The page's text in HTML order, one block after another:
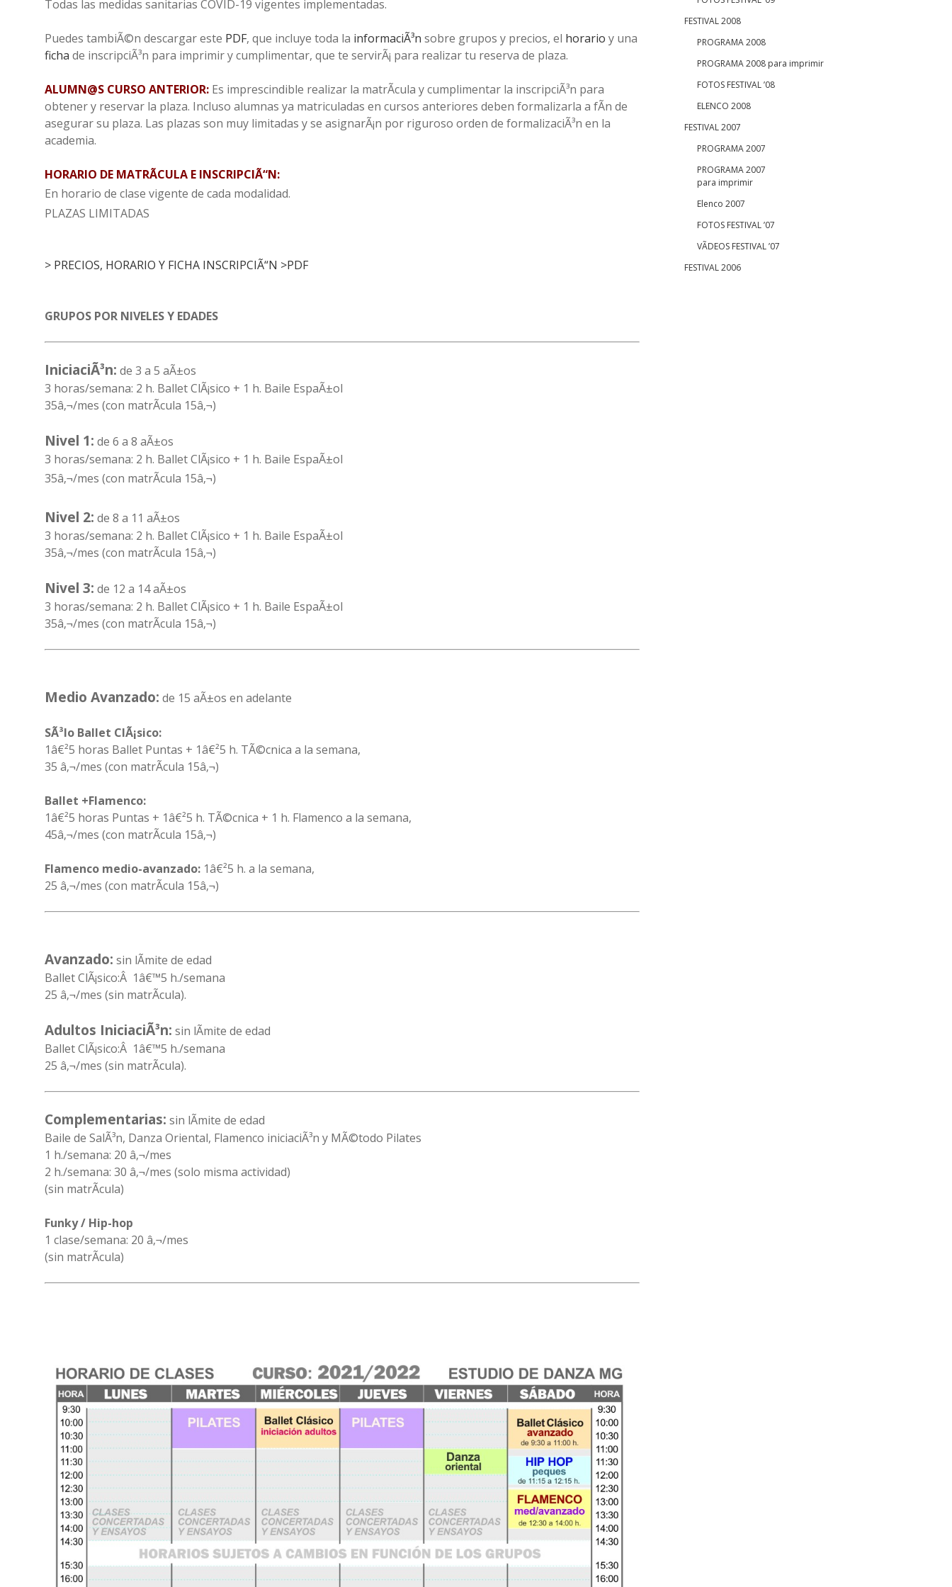
Todas las medidas sanitarias COVID-19 vigentes implementadas.
Puedes tambiÃ©n descargar este PDF, que incluye toda la informaciÃ³n sobre grupos y precios, el horario y una
ficha de inscripciÃ³n para imprimir y cumplimentar, que te servirÃ¡ para realizar tu reserva de plaza.
ALUMN@S CURSO ANTERIOR: Es imprescindible realizar la matrÃ­cula y cumplimentar la inscripciÃ³n para
obtener y reservar la plaza. Incluso alumnas ya matriculadas en cursos anteriores deben formalizarla a fÃ­n de
asegurar su plaza. Las plazas son muy limitadas y se asignarÃ¡n por riguroso orden de formalizaciÃ³n en la
academia.
HORARIO DE MATRÃCULA E INSCRIPCIÃ“N:
En horario de clase vigente de cada modalidad.
PLAZAS LIMITADAS
> PRECIOS, HORARIO Y FICHA INSCRIPCIÃ“N >PDF
GRUPOS POR NIVELES Y EDADES
IniciaciÃ³n: de 3 a 5 aÃ±os
3 horas/semana: 2 h. Ballet ClÃ¡sico + 1 h. Baile EspaÃ±ol
35â‚¬/mes (con matrÃ­cula 15â‚¬)
Nivel 1: de 6 a 8 aÃ±os
3 horas/semana: 2 h. Ballet ClÃ¡sico + 1 h. Baile EspaÃ±ol
35â‚¬/mes (con matrÃ­cula 15â‚¬)
Nivel 2: de 8 a 11 aÃ±os
3 horas/semana: 2 h. Ballet ClÃ¡sico + 1 h. Baile EspaÃ±ol
35â‚¬/mes (con matrÃ­cula 15â‚¬)
Nivel 3: de 12 a 14 aÃ±os
3 horas/semana: 2 h. Ballet ClÃ¡sico + 1 h. Baile EspaÃ±ol
35â‚¬/mes (con matrÃ­cula 15â‚¬)
Medio Avanzado: de 15 aÃ±os en adelante
SÃ³lo Ballet ClÃ¡sico:
1â€²5 horas Ballet Puntas + 1â€²5 h. TÃ©cnica a la semana,
35 â‚¬/mes (con matrÃ­cula 15â‚¬)
Ballet +Flamenco:
1â€²5 horas Puntas + 1â€²5 h. TÃ©cnica + 1 h. Flamenco a la semana,
45â‚¬/mes (con matrÃ­cula 15â‚¬)
Flamenco medio-avanzado: 1â€²5 h. a la semana,
25 â‚¬/mes (con matrÃ­cula 15â‚¬)
Avanzado: sin lÃ­mite de edad
Ballet ClÃ¡sico:Â 1â€™5 h./semana
25 â‚¬/mes (sin matrÃ­cula).
Adultos IniciaciÃ³n: sin lÃ­mite de edad
Ballet ClÃ¡sico:Â 1â€™5 h./semana
25 â‚¬/mes (sin matrÃ­cula).
Complementarias: sin lÃ­mite de edad
Baile de SalÃ³n, Danza Oriental, Flamenco iniciaciÃ³n y MÃ©todo Pilates
1 h./semana: 20 â‚¬/mes
2 h./semana: 30 â‚¬/mes (solo misma actividad)
(sin matrÃ­cula)
Funky / Hip-hop
1 clase/semana: 20 â‚¬/mes
(sin matrÃ­cula)
FESTIVAL 2008
PROGRAMA 2008
PROGRAMA 2008 para imprimir
FOTOS FESTIVAL ’08
ELENCO 2008
FESTIVAL 2007
PROGRAMA 2007
PROGRAMA 2007
para imprimir
Elenco 2007
FOTOS FESTIVAL ’07
VÃDEOS FESTIVAL ’07
FESTIVAL 2006